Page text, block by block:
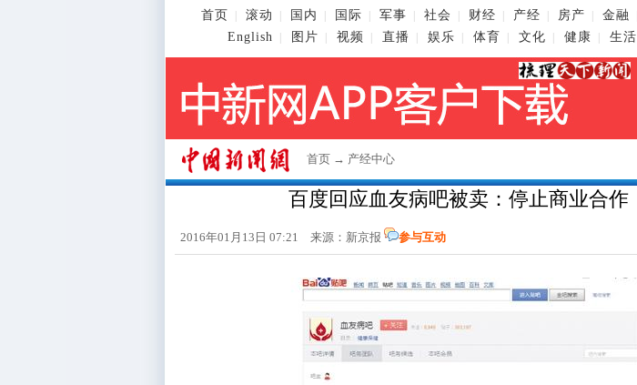
首页 滚动 国内 国际 军事 社会 财经 产经 房产 金融
English
图片 视频 直播 娱乐 体育 文化 健康 生活
首页 → 产经中心
百度回应血友病吧被卖：停止商业合作
2016年01月13日 07:21 来源：新京报 参与互动